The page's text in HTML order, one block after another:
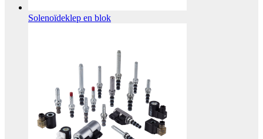
Solenoïdeklep en blok